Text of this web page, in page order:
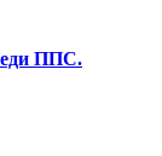
ППС.